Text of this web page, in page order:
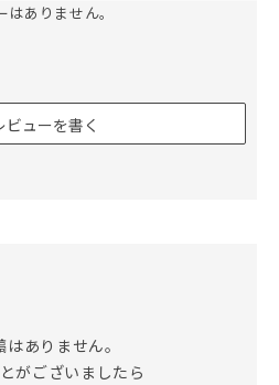
はありません。
ビューを書く
ありません。
がございましたら